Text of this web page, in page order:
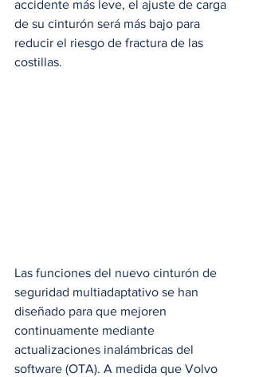
accidente más leve, el ajuste de carga
de su cinturón será más bajo para
reducir el riesgo de fractura de las
costillas.
Las funciones del nuevo cinturón de
seguridad multiadaptativo se han
diseñado para que mejoren
continuamente mediante
actualizaciones inalámbricas del
software (OTA). A medida que Volvo